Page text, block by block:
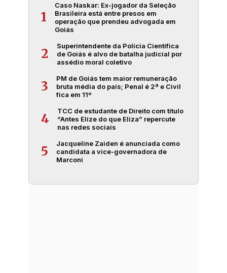
1
Caso Naskar: Ex-jogador da Seleção
Brasileira está entre presos em
operação que prendeu advogada em
Goiás
2
Superintendente da Polícia Científica
de Goiás é alvo de batalha judicial por
assédio moral coletivo
3
PM de Goiás tem maior remuneração
bruta média do país; Penal é 2ª e Civil
fica em 11º
4
TCC de estudante de Direito com título
“Antes Elize do que Eliza” repercute
nas redes sociais
5
Jacqueline Zaiden é anunciada como
candidata a vice-governadora de
Marconi